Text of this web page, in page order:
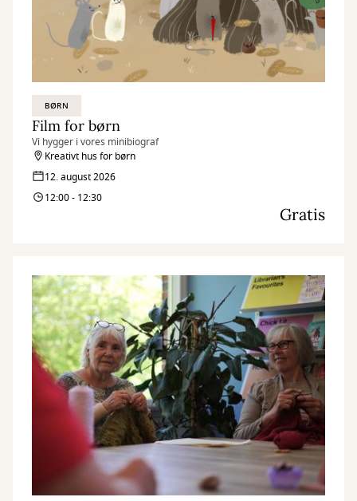
BØRN
Film for børn
Vi hygger i vores minibiograf
Kreativt hus for børn
12. august 2026
12:00 - 12:30
Gratis